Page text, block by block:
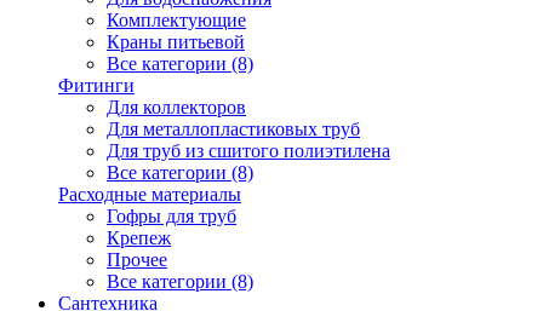
Комплектующие
Краны питьевой
Все категории (8)
Фитинги
Для коллекторов
Для металлопластиковых труб
Для труб из сшитого полиэтилена
Все категории (8)
Расходные материалы
Гофры для труб
Крепеж
Прочее
Все категории (8)
Сантехника